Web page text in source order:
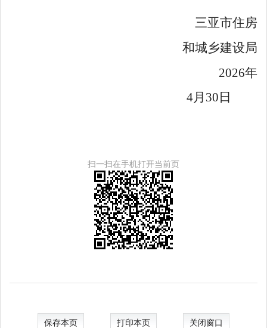
三亚市住房
和城乡建设局
2026年
4月 30 日
扫一扫在手机打开当前页
保存本页 打印本页 关闭窗口